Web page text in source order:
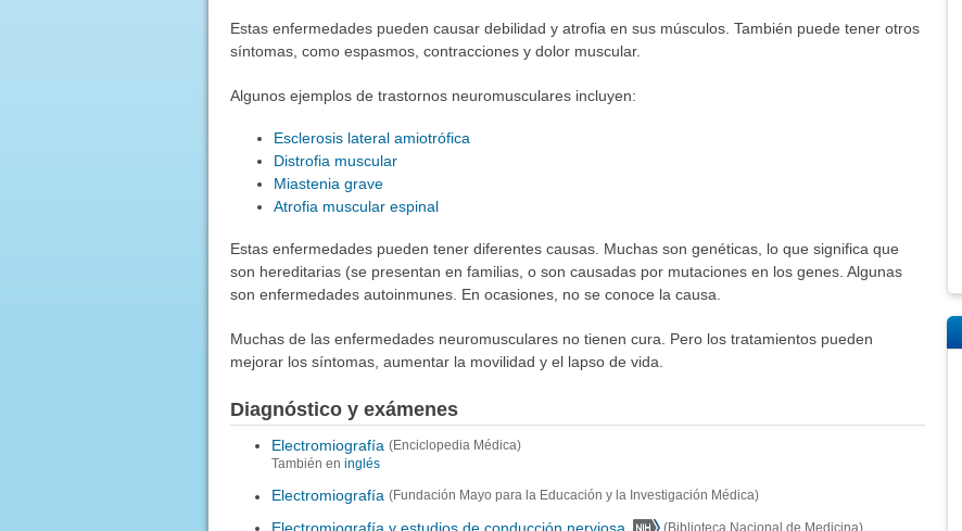
Estas enfermedades pueden causar debilidad y atrofia en sus músculos. También puede tener otros
síntomas, como espasmos, contracciones y dolor muscular.
Algunos ejemplos de trastornos neuromusculares incluyen:
Esclerosis lateral amiotrófica
Distrofia muscular
Miastenia grave
Atrofia muscular espinal
Estas enfermedades pueden tener diferentes causas. Muchas son genéticas, lo que significa que
son hereditarias (se presentan en familias, o son causadas por mutaciones en los genes. Algunas
son enfermedades autoinmunes. En ocasiones, no se conoce la causa.
Muchas de las enfermedades neuromusculares no tienen cura. Pero los tratamientos pueden
mejorar los síntomas, aumentar la movilidad y el lapso de vida.
Diagnóstico y exámenes
Electromiografía (Enciclopedia Médica)
También en inglés
Electromiografía (Fundación Mayo para la Educación y la Investigación Médica)
(Biblioteca Nacional de Medicina)